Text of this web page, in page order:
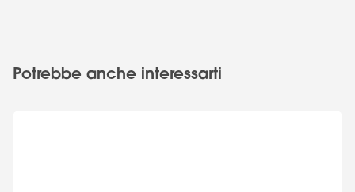
Potrebbe anche interessarti